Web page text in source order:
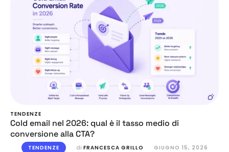
TENDENZE
Cold email nel 2026: qual è il tasso medio di
conversione alla CTA?
TENDENZE di FRANCESCA GRILLO GIUGNO 15, 2026